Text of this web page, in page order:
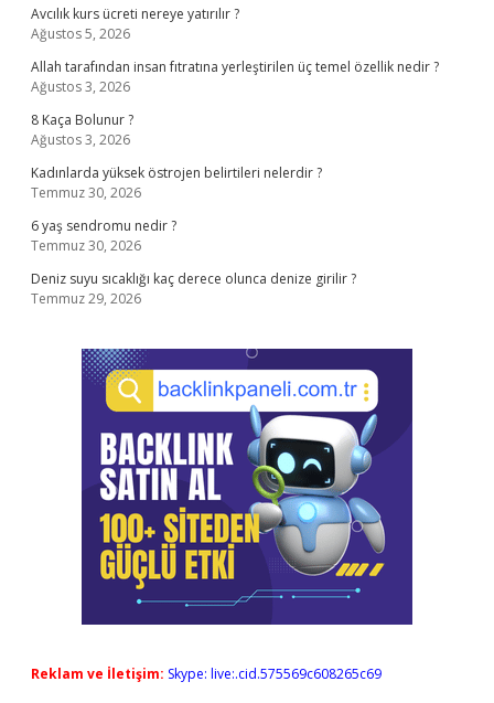
Avcılık kurs ücreti nereye yatırılır ?
Ağustos 5, 2026
Allah tarafından insan fıtratına yerleştirilen üç temel özellik nedir ?
Ağustos 3, 2026
8 Kaça Bolunur ?
Ağustos 3, 2026
Kadınlarda yüksek östrojen belirtileri nelerdir ?
Temmuz 30, 2026
6 yaş sendromu nedir ?
Temmuz 30, 2026
Deniz suyu sıcaklığı kaç derece olunca denize girilir ?
Temmuz 29, 2026
Reklam ve İletişim: Skype: live:.cid.575569c608265c69